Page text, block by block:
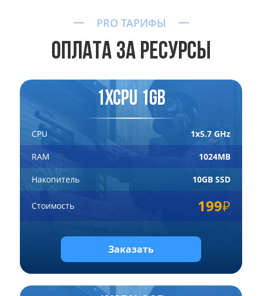
PRO ТАРИФЫ
ОПЛАТА ЗА РЕСУРСЫ
1xCPU 1GB
CPU 1x5.7 GHz
RAM 1024MB
Накопитель 10GB SSD
Стоимость 199
Заказать